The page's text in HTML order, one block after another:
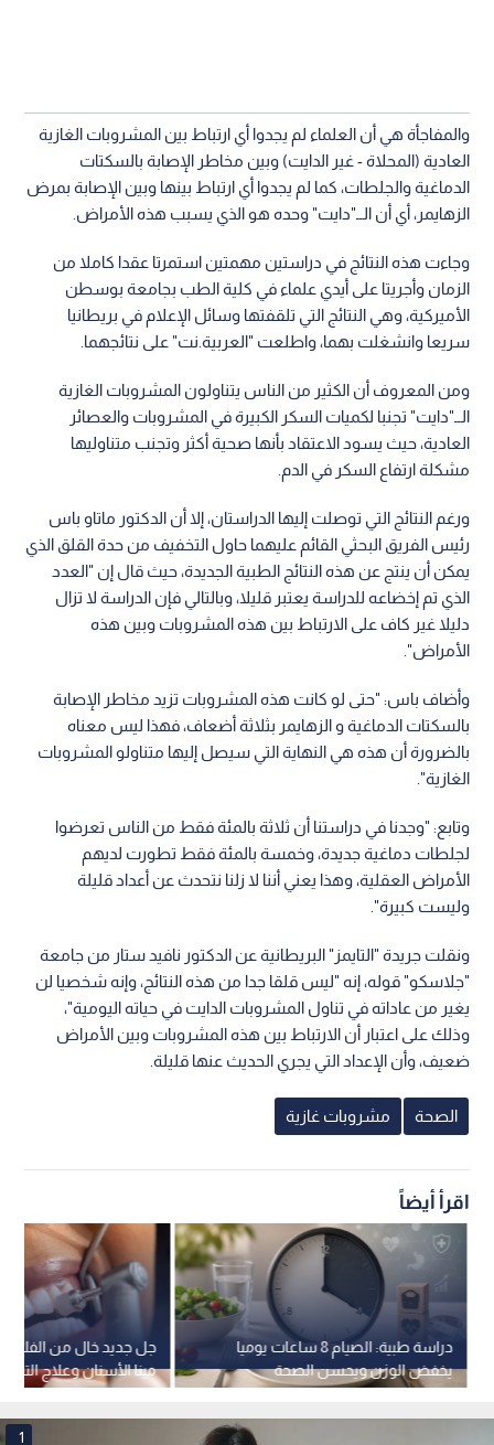
والمفاجأة هي أن العلماء لم يجدوا أي ارتباط بين المشروبات الغازية
العادية (المحلاة - غير الدايت) وبين مخاطر الإصابة بالسكتات
الدماغية والجلطات، كما لم يجدوا أي ارتباط بينها وبين الإصابة بمرض
الزهايمر، أي أن الــ"دايت" وحده هو الذي يسبب هذه الأمراض.
وجاءت هذه النتائج في دراستين مهمتين استمرتا عقدا كاملا من
الزمان وأجريتا على أيدي علماء في كلية الطب بجامعة بوسطن
الأميركية، وهي النتائج التي تلقفتها وسائل الإعلام في بريطانيا
سريعا وانشغلت بهما، واطلعت "العربية.نت" على نتائجهما.
ومن المعروف أن الكثير من الناس يتناولون المشروبات الغازية
الــ"دايت" تجنبا لكميات السكر الكبيرة في المشروبات والعصائر
العادية، حيث يسود الاعتقاد بأنها صحية أكثر وتجنب متناوليها
مشكلة ارتفاع السكر في الدم.
ورغم النتائج التي توصلت إليها الدراستان، إلا أن الدكتور ماتاو باس
رئيس الفريق البحثي القائم عليهما حاول التخفيف من حدة القلق الذي
يمكن أن ينتج عن هذه النتائج الطبية الجديدة، حيث قال إن "العدد
الذي تم إخضاعه للدراسة يعتبر قليلا، وبالتالي فإن الدراسة لا تزال
دليلا غير كاف على الارتباط بين هذه المشروبات وبين هذه
الأمراض".
وأضاف باس: "حتى لو كانت هذه المشروبات تزيد مخاطر الإصابة
بالسكتات الدماغية و الزهايمر بثلاثة أضعاف، فهذا ليس معناه
بالضرورة أن هذه هي النهاية التي سيصل إليها متناولو المشروبات
الغازية".
وتابع: "وجدنا في دراستنا أن ثلاثة بالمئة فقط من الناس تعرضوا
لجلطات دماغية جديدة، وخمسة بالمئة فقط تطورت لديهم
الأمراض العقلية، وهذا يعني أننا لا زلنا نتحدث عن أعداد قليلة
وليست كبيرة".
ونقلت جريدة "التايمز" البريطانية عن الدكتور نافيد ستار من جامعة
"جلاسكو" قوله، إنه "ليس قلقا جدا من هذه النتائج، وإنه شخصيا لن
يغير من عاداته في تناول المشروبات الدايت في حياته اليومية"،
وذلك على اعتبار أن الارتباط بين هذه المشروبات وبين الأمراض
ضعيف، وأن الإعداد التي يجري الحديث عنها قليلة.
الصحة مشروبات غازية
اقرأ أيضاً
جل جديد خال من
مينا الأسنان وعلاج
دراسة طبية: الصيام 8 ساعات يوميا
يخفض الوزن ويحسن الصحة
1